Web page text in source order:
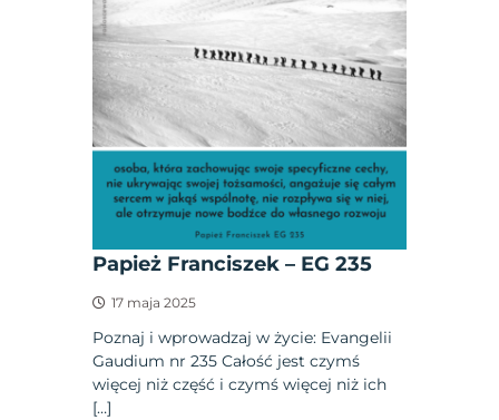
Papież Franciszek – EG 235
17 maja 2025
Poznaj i wprowadzaj w życie: Evangelii
Gaudium nr 235 Całość jest czymś
więcej niż część i czymś więcej niż ich
[…]